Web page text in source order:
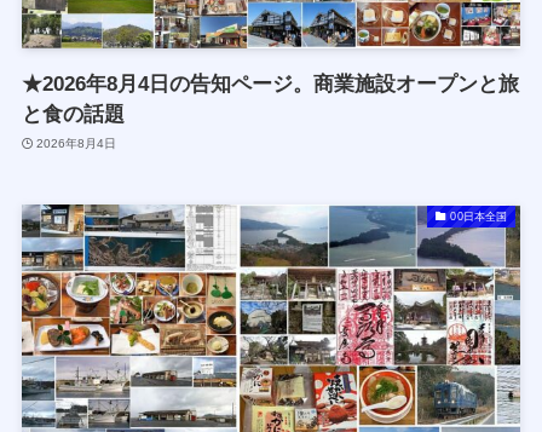
★2026年8月4日の告知ページ。商業施設オープンと旅
と食の話題
2026年8月4日
00日本全国